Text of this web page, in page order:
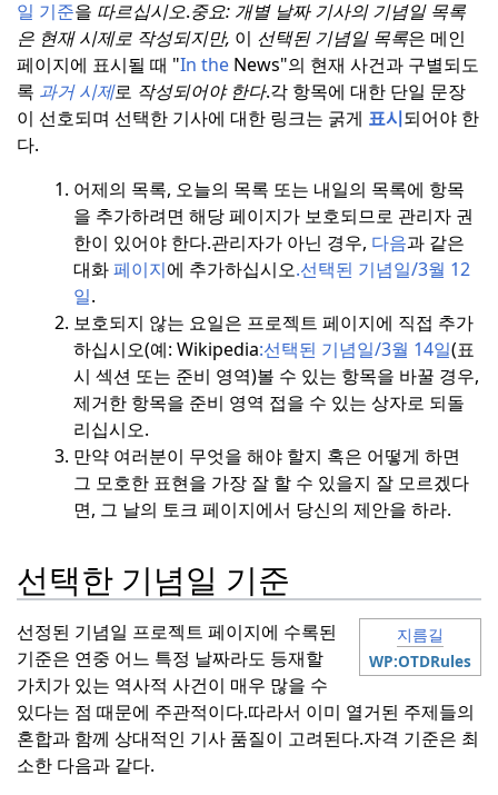
일 기준을 따르십시오.중요: 개별 날짜 기사의 기념일 목록
은 현재 시제로 작성되지만, 이 선택된 기념일 목록은 메인
페이지에 표시될 때 "In the News"의 현재 사건과 구별되도
록 과거 시제로 작성되어야 한다.각 항목에 대한 단일 문장
이 선호되며 선택한 기사에 대한 링크는 굵게 표시되어야 한
다.
어제의 목록, 오늘의 목록 또는 내일의 목록에 항목
을 추가하려면 해당 페이지가 보호되므로 관리자 권
한이 있어야 한다.관리자가 아닌 경우, 다음과 같은
대화페이지에 추가하십시오.선택된 기념일/3월 12
일.
보호되지 않는 요일은 프로젝트 페이지에 직접 추가
하십시오(예: Wikipedia:선택된 기념일/3월 14일(표
시 섹션 또는 준비 영역)볼 수 있는 항목을 바꿀 경우,
제거한 항목을 준비 영역 접을 수 있는 상자로 되돌
리십시오.
만약 여러분이 무엇을 해야 할지 혹은 어떻게 하면
그 모호한 표현을 가장 잘 할 수 있을지 잘 모르겠다
면, 그 날의 토크 페이지에서 당신의 제안을 하라.
선택한 기념일 기준
지름길
WP:OTDRules
선정된 기념일 프로젝트 페이지에 수록된
기준은 연중 어느 특정 날짜라도 등재할
가치가 있는 역사적 사건이 매우 많을 수
있다는 점 때문에 주관적이다.따라서 이미 열거된 주제들의
혼합과 함께 상대적인 기사 품질이 고려된다.자격 기준은 최
소한 다음과 같다.